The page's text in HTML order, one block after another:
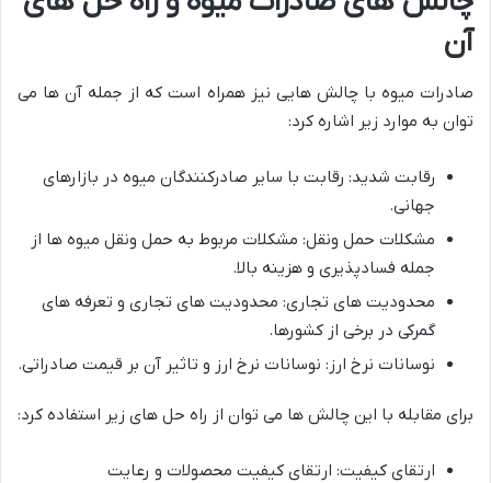
آن
صادرات میوه با چالش هایی نیز همراه است که از جمله آن ها می
توان به موارد زیر اشاره کرد:
رقابت شدید: رقابت با سایر صادرکنندگان میوه در بازارهای
جهانی.
مشکلات حمل ونقل: مشکلات مربوط به حمل ونقل میوه ها از
جمله فسادپذیری و هزینه بالا.
محدودیت های تجاری: محدودیت های تجاری و تعرفه های
گمرکی در برخی از کشورها.
نوسانات نرخ ارز: نوسانات نرخ ارز و تاثیر آن بر قیمت صادراتی.
برای مقابله با این چالش ها می توان از راه حل های زیر استفاده کرد:
ارتقای کیفیت: ارتقای کیفیت محصولات و رعایت